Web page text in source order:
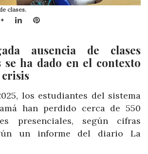
clases.
Google+LinkedInPinterest
ausencia de clases
se ha dado en el contexto
los estudiantes del sistema
han perdido cerca de 550
presenciales, según cifras
un informe del diario La